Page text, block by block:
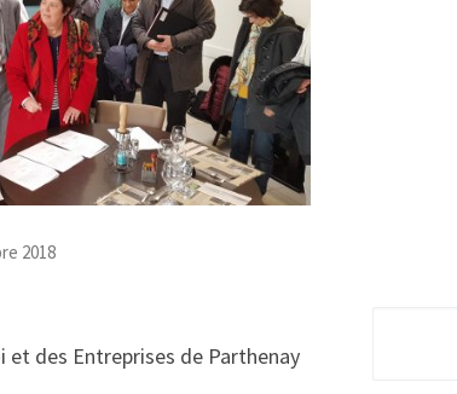
2018
et des Entreprises de Parthenay